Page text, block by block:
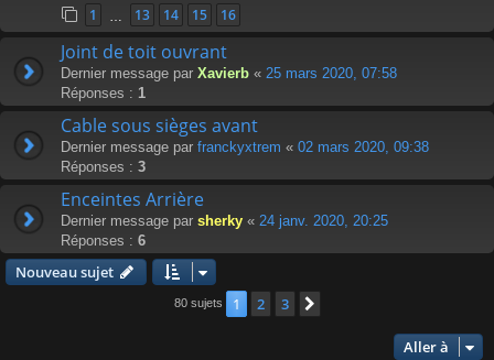
1 13 14 15 16
Joint de toit ouvrant
Dernier message par Xavierb « 25 mars 2020, 07:58
Réponses : 1
Cable sous sièges avant
Dernier message par franckyxtrem « 02 mars 2020, 09:38
Réponses : 3
Enceintes Arrière
Dernier message par sherky « 24 janv. 2020, 20:25
Réponses : 6
Nouveau sujet
80 sujets 1 2 3
Aller à